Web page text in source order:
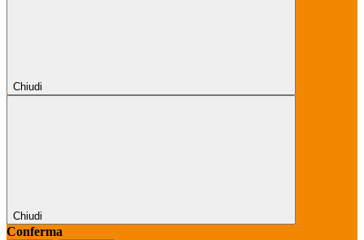
Chiudi
Chiudi
Conferma